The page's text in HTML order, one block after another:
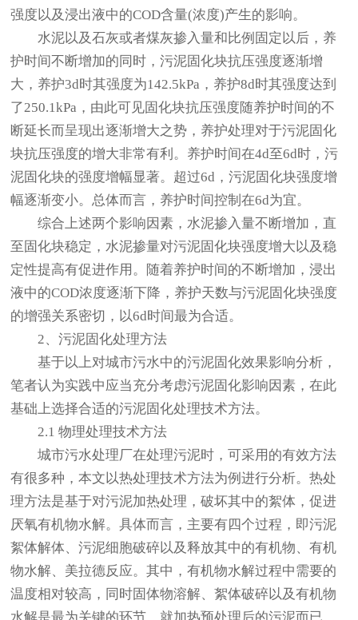
强度以及浸出液中的COD含量(浓度)产生的影响。
水泥以及石灰或者煤灰掺入量和比例固定以后，养
护时间不断增加的同时，污泥固化块抗压强度逐渐增
大，养护3d时其强度为142.5kPa，养护8d时其强度达到
了250.1kPa，由此可见固化块抗压强度随养护时间的不
断延长而呈现出逐渐增大之势，养护处理对于污泥固化
块抗压强度的增大非常有利。养护时间在4d至6d时，污
泥固化块的强度增幅显著。超过6d，污泥固化块强度增
幅逐渐变小。总体而言，养护时间控制在6d为宜。
综合上述两个影响因素，水泥掺入量不断增加，直
至固化块稳定，水泥掺量对污泥固化块强度增大以及稳
定性提高有促进作用。随着养护时间的不断增加，浸出
液中的COD浓度逐渐下降，养护天数与污泥固化块强度
的增强关系密切，以6d时间最为合适。
2、污泥固化处理方法
基于以上对城市污水中的污泥固化效果影响分析，
笔者认为实践中应当充分考虑污泥固化影响因素，在此
基础上选择合适的污泥固化处理技术方法。
2.1 物理处理技术方法
城市污水处理厂在处理污泥时，可采用的有效方法
有很多种，本文以热处理技术方法为例进行分析。热处
理方法是基于对污泥加热处理，破坏其中的絮体，促进
厌氧有机物水解。具体而言，主要有四个过程，即污泥
絮体解体、污泥细胞破碎以及释放其中的有机物、有机
物水解、美拉德反应。其中，有机物水解过程中需要的
温度相对较高，同时固体物溶解、絮体破碎以及有机物